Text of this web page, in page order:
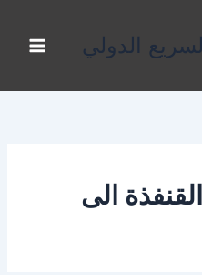
الدولي
الى